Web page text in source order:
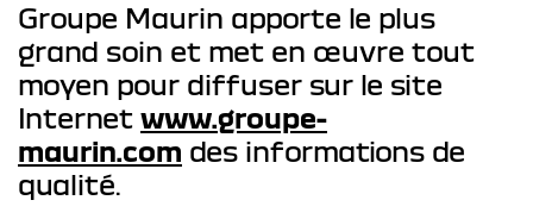
Groupe Maurin apporte le plus
grand soin et met en œuvre tout
moyen pour diffuser sur le site
Internet www.groupe-
maurin.com des informations de
qualité.